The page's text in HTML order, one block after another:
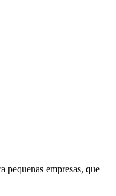
pequenas empresas, que